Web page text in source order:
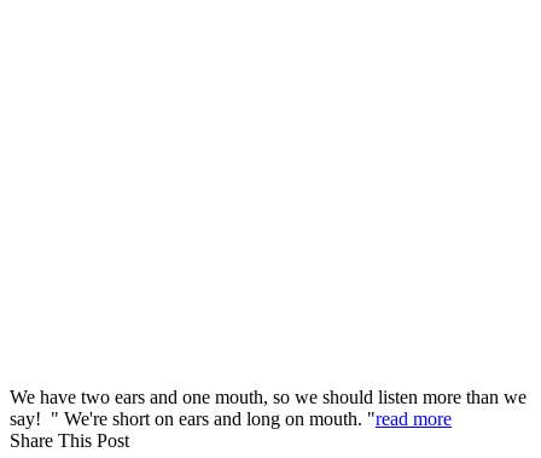
We have two ears and one mouth, so we should listen more than we
say! " We're short on ears and long on mouth. "read more
Share This Post